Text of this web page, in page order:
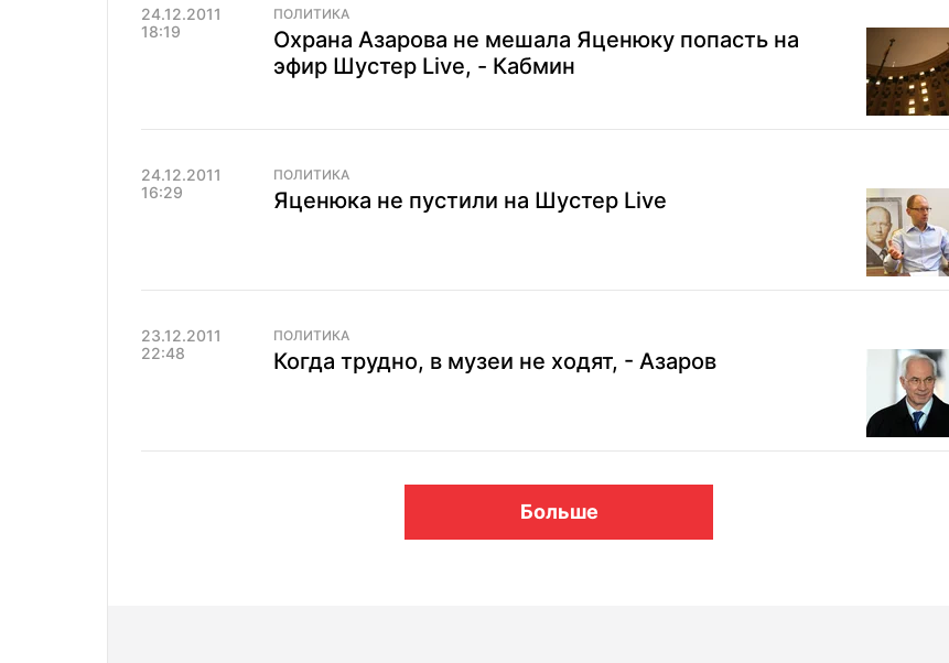
24.12.2011
18:19
ПОЛИТИКА
Охрана Азарова не мешала Яценюку попасть на
эфир Шустер Live, - Кабмин
24.12.2011
16:29
ПОЛИТИКА
Яценюка не пустили на Шустер Live
23.12.2011
22:48
ПОЛИТИКА
Когда трудно, в музеи не ходят, - Азаров
Больше